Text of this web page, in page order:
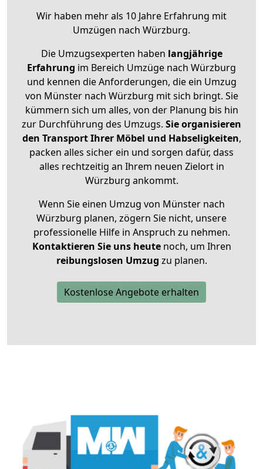
Wir haben mehr als 10 Jahre Erfahrung mit
Umzügen nach Würzburg.
Die Umzugsexperten haben langjährige
Erfahrung im Bereich Umzüge nach Würzburg
und kennen die Anforderungen, die ein Umzug
von Münster nach Würzburg mit sich bringt. Sie
kümmern sich um alles, von der Planung bis hin
zur Durchführung des Umzugs. Sie organisieren
den Transport Ihrer Möbel und Habseligkeiten,
packen alles sicher ein und sorgen dafür, dass
alles rechtzeitig an Ihrem neuen Zielort in
Würzburg ankommt.
Wenn Sie einen Umzug von Münster nach
Würzburg planen, zögern Sie nicht, unsere
professionelle Hilfe in Anspruch zu nehmen.
Kontaktieren Sie uns heutenoch, um Ihren
reibungslosen Umzug zu planen.
Kostenlose Angebote erhalten